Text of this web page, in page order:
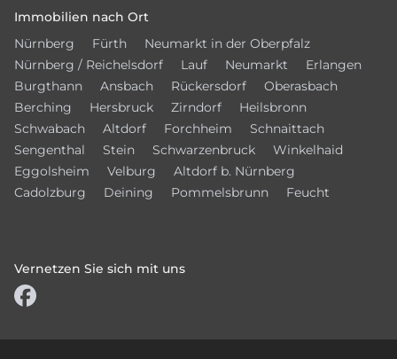
Immobilien nach Ort
Nürnberg
Fürth
Neumarkt in der Oberpfalz
Nürnberg / Reichelsdorf
Lauf Neumarkt
Erlangen
Burgthann
Ansbach Rückersdorf
Oberasbach
Berching
Hersbruck Zirndorf
Heilsbronn
Schwabach
Altdorf Forchheim
Schnaittach
Sengenthal
Stein Schwarzenbruck
Winkelhaid
Eggolsheim
Velburg
Altdorf b. Nürnberg
Cadolzburg
Deining Pommelsbrunn Feucht
Vernetzen Sie sich mit uns